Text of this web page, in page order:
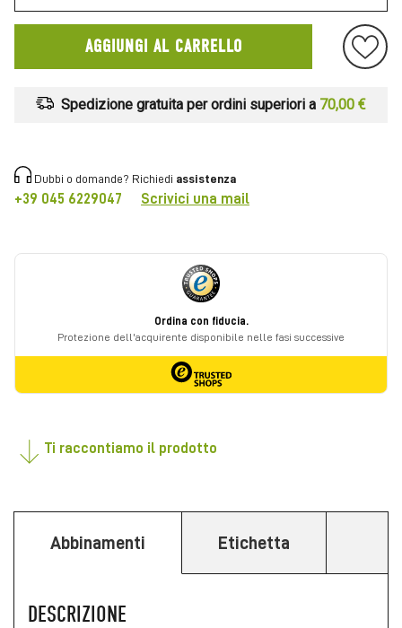
AGGIUNGI AL CARRELLO
Spedizione gratuita per ordini superiori a 70,00 €
Dubbi o domande? Richiedi assistenza
+39 045 6229047 Scrivici una mail
Ti raccontiamo il prodotto
Abbinamenti Etichetta
DESCRIZIONE